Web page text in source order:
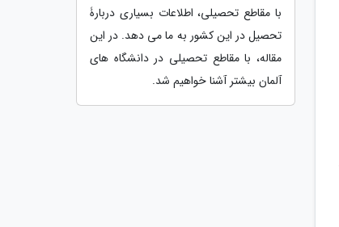
با مقاطع تحصیلی، اطلاعات بسیاری دربارۀ
تحصیل در این کشور به ما می دهد. در این
مقاله، با مقاطع تحصیلی در دانشگاه های
آلمان بیشتر آشنا خواهیم شد.